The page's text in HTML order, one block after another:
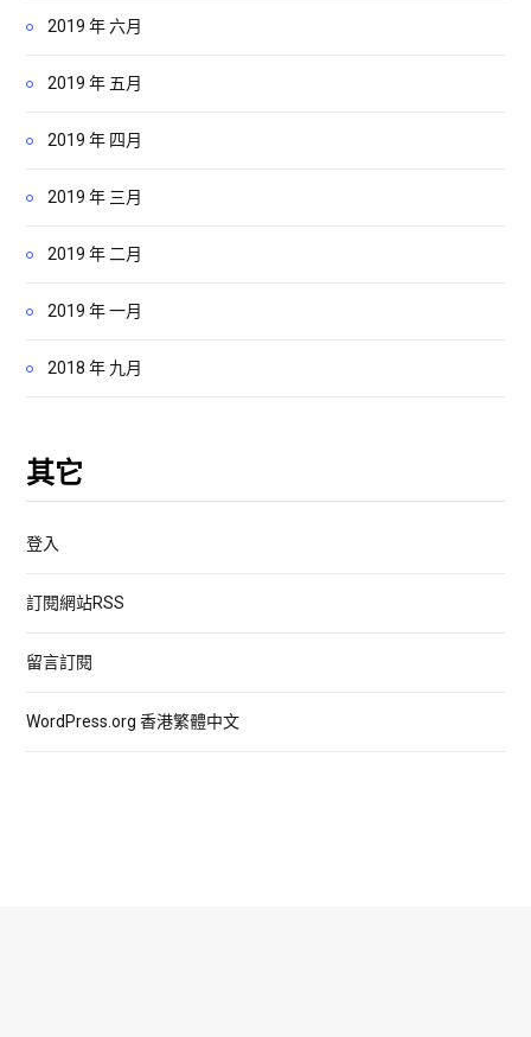
2019 年 六月
2019 年 五月
2019 年 四月
2019 年 三月
2019 年 二月
2019 年 一月
2018 年 九月
其它
登入
訂閱網站RSS
留言訂閱
WordPress.org 香港繁體中文